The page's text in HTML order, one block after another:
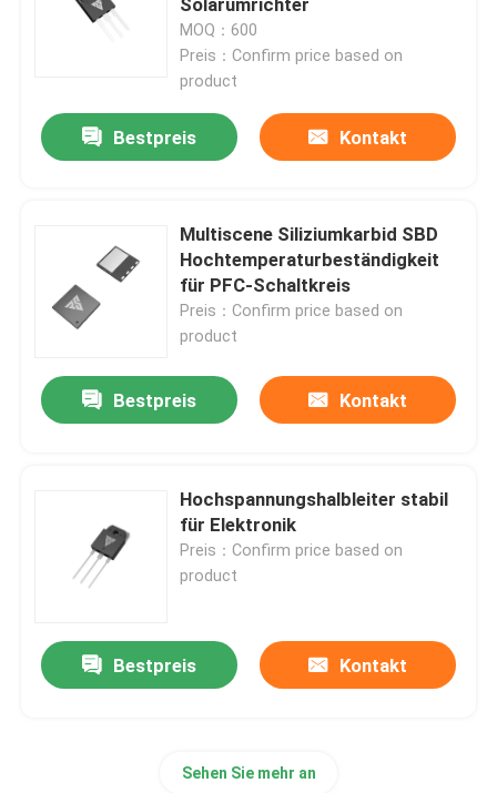
Zu Hause
Solarumrichter
MOQ：600
Preis：Confirm price based on
product
Bestpreis Kontakt
Multiscene Siliziumkarbid SBD
Hochtemperaturbeständigkeit
für PFC-Schaltkreis
Preis：Confirm price based on
product
Bestpreis Kontakt
Hochspannungshalbleiter stabil
für Elektronik
Preis：Confirm price based on
product
Bestpreis Kontakt
Sehen Sie mehr an